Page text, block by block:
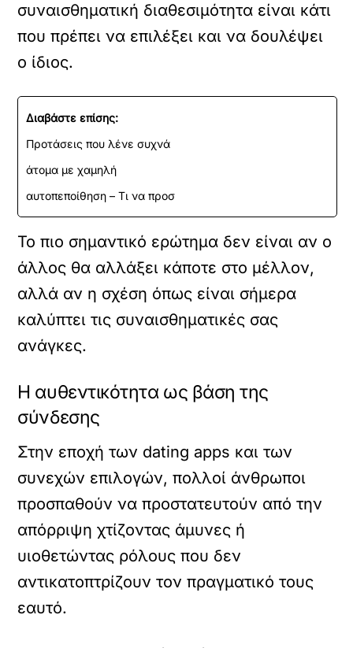
συναισθηματική διαθεσιμότητα είναι κάτι
που πρέπει να επιλέξει και να δουλέψει
ο ίδιος.
Διαβάστε επίσης:
Προτάσεις που λένε συχνά
άτομα με χαμηλή
αυτοπεποίθηση – Τι να προσ
Το πιο σημαντικό ερώτημα δεν είναι αν ο
άλλος θα αλλάξει κάποτε στο μέλλον,
αλλά αν η σχέση όπως είναι σήμερα
καλύπτει τις συναισθηματικές σας
ανάγκες.
Η αυθεντικότητα ως βάση της
σύνδεσης
Στην εποχή των dating apps και των
συνεχών επιλογών, πολλοί άνθρωποι
προσπαθούν να προστατευτούν από την
απόρριψη χτίζοντας άμυνες ή
υιοθετώντας ρόλους που δεν
αντικατοπτρίζουν τον πραγματικό τους
εαυτό.